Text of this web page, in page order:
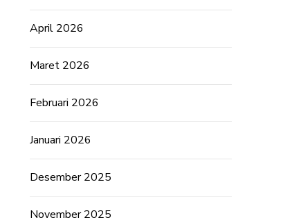
April 2026
Maret 2026
Februari 2026
Januari 2026
Desember 2025
November 2025